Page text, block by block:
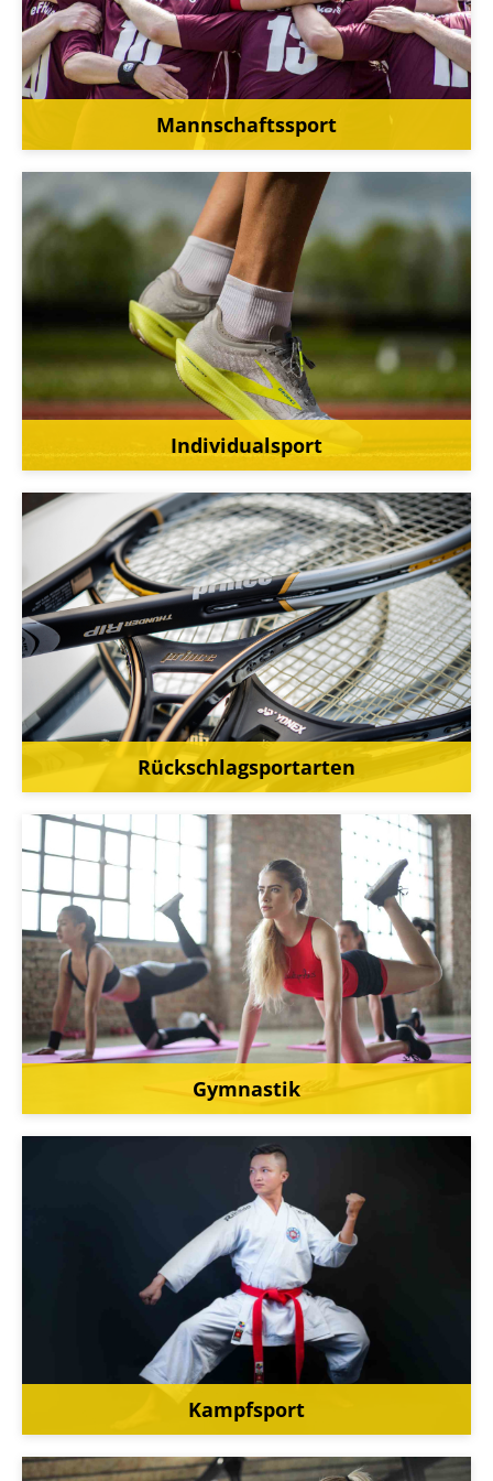
Mannschaftssport
Individualsport
Rückschlagsportarten
Gymnastik
Kampfsport